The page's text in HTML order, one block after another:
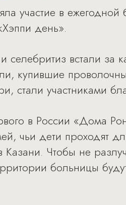
участие в ежегодной
день».
встали за
купившие
стали участниками
в России «Дома
чьи дети проходят
Чтобы не
больницы